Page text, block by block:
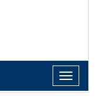
Toggle
navigation